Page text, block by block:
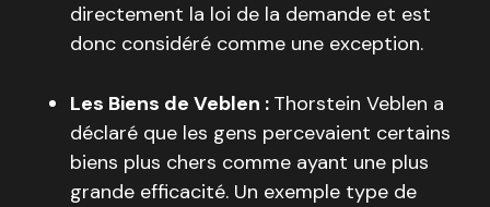
directement la loi de la demande et est
donc considéré comme une exception.
Les Biens de Veblen : Thorstein Veblen a
déclaré que les gens percevaient certains
biens plus chers comme ayant une plus
grande efficacité. Un exemple type de